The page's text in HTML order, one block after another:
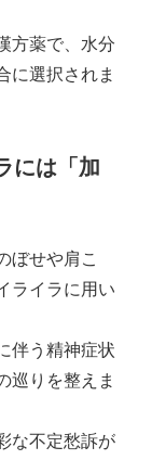
方薬で、水分
に選択されま
には「加
ぼせや肩こ
ライラに用い
伴う精神症状
巡りを整えま
な不定愁訴が